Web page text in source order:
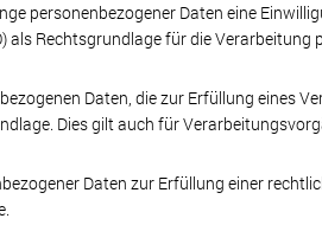
personenbezogener Daten eine
als Rechtsgrundlage für die Verarbeitung
Daten, die zur Erfüllung eines
Dies gilt auch für
Daten zur Erfüllung einer